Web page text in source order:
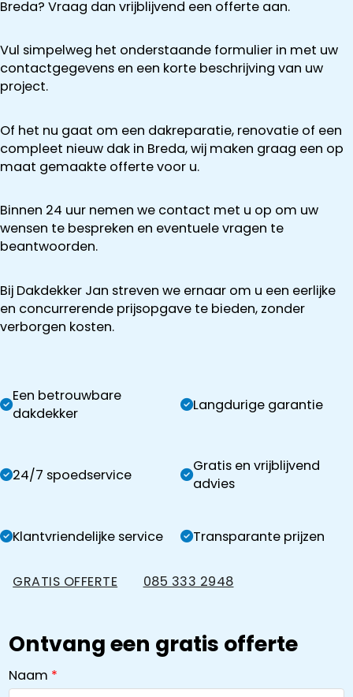
Breda? Vraag dan vrijblijvend een offerte aan.
Vul simpelweg het onderstaande formulier in met uw
contactgegevens en een korte beschrijving van uw
project.
Of het nu gaat om een dakreparatie, renovatie of een
compleet nieuw dak in Breda, wij maken graag een op
maat gemaakte offerte voor u.
Binnen 24 uur nemen we contact met u op om uw
wensen te bespreken en eventuele vragen te
beantwoorden.
Bij Dakdekker Jan streven we ernaar om u een eerlijke
en concurrerende prijsopgave te bieden, zonder
verborgen kosten.
Een betrouwbare
dakdekker
Langdurige garantie
24/7 spoedservice
Gratis en vrijblijvend
advies
Klantvriendelijke service Transparante prijzen
GRATIS OFFERTE 085 333 2948
Ontvang een gratis offerte
Naam